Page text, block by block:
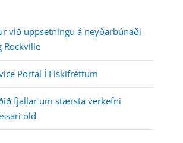
við uppsetningu á neyðarbúnaði
Rockville
Portal Í Fiskifréttum
fjallar um stærsta verkefni
öld